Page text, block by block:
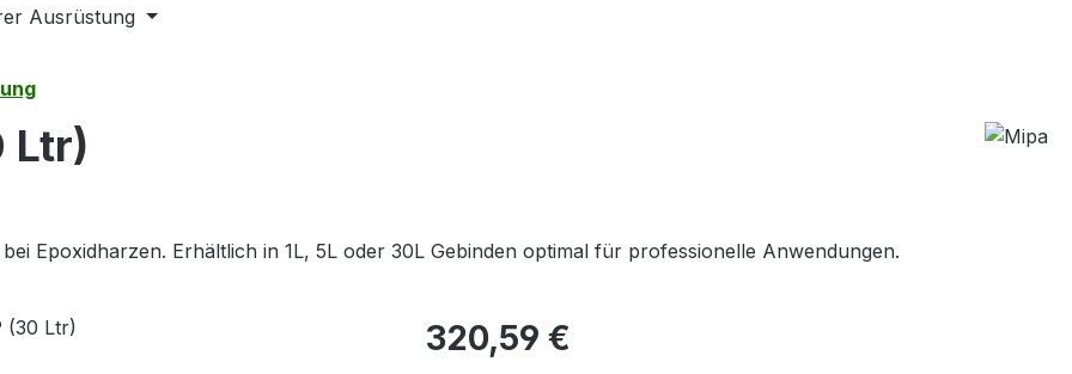
Ausrüstung
Ltr)
Epoxidharzen. Erhältlich in 1L, 5L oder 30L Gebinden optimal für professionelle Anwendungen.
Regulärer Preis:
320,59 €